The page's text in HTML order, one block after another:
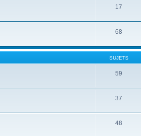
17
68
SUJETS
59
37
48